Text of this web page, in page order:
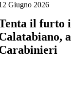
Giugno 2026
il furto